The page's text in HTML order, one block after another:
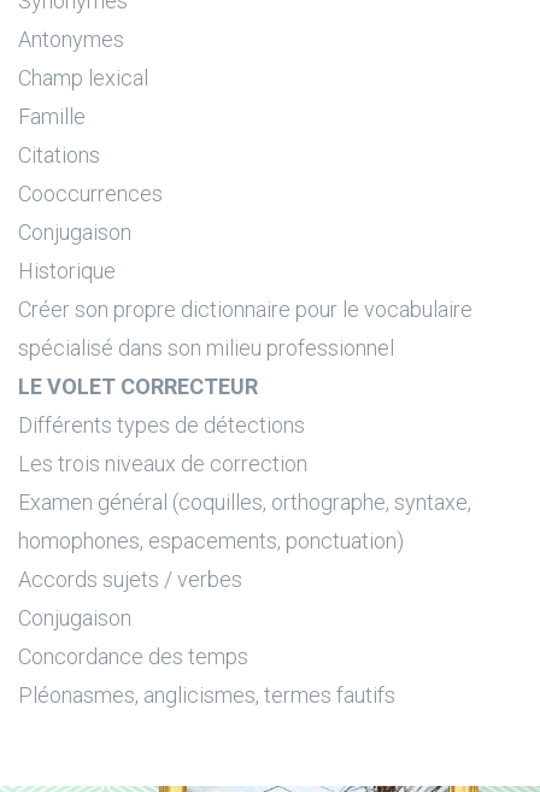
Antonymes
Champ lexical
Famille
Citations
Cooccurrences
Conjugaison
Historique
Créer son propre dictionnaire pour le vocabulaire
spécialisé dans son milieu professionnel
LE VOLET CORRECTEUR
Différents types de détections
Les trois niveaux de correction
Examen général (coquilles, orthographe, syntaxe,
homophones, espacements, ponctuation)
Accords sujets / verbes
Conjugaison
Concordance des temps
Pléonasmes, anglicismes, termes fautifs